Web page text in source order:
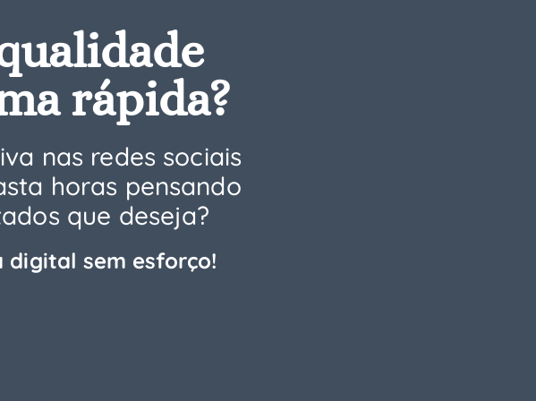
rápida?
nas redes sociais
horas pensando
que deseja?
digital sem esforço!